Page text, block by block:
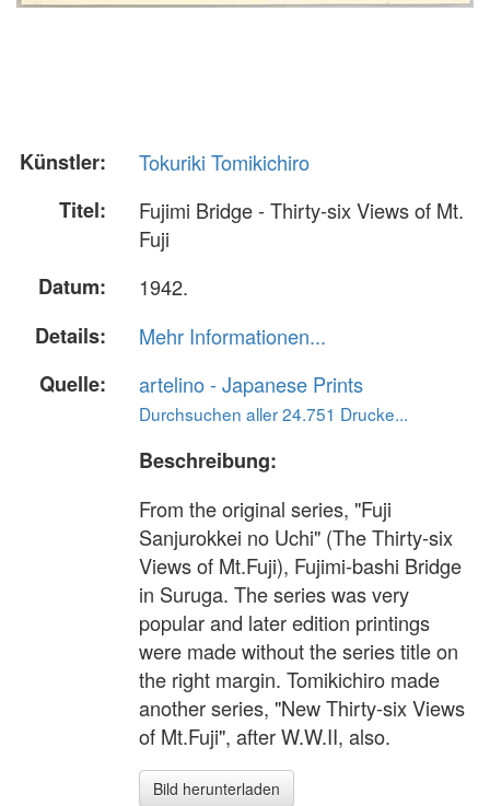
Künstler:
Tokuriki Tomikichiro
Titel:
Fujimi Bridge - Thirty-six Views of Mt.
Fuji
Datum:
1942.
Details:
Mehr Informationen...
Quelle:
artelino - Japanese Prints
Durchsuchen aller 24.751 Drucke...
Beschreibung:
From the original series, "Fuji
Sanjurokkei no Uchi" (The Thirty-six
Views of Mt.Fuji), Fujimi-bashi Bridge
in Suruga. The series was very
popular and later edition printings
were made without the series title on
the right margin. Tomikichiro made
another series, "New Thirty-six Views
of Mt.Fuji", after W.W.II, also.
Bild herunterladen